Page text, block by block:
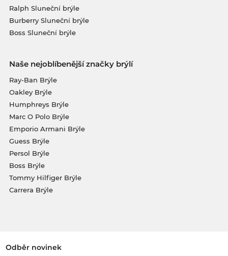
Ralph Sluneční brýle
Burberry Sluneční brýle
Boss Sluneční brýle
Naše nejoblíbenější značky brýlí
Ray-Ban Brýle
Oakley Brýle
Humphreys Brýle
Marc O Polo Brýle
Emporio Armani Brýle
Guess Brýle
Persol Brýle
Boss Brýle
Tommy Hilfiger Brýle
Carrera Brýle
Odběr novinek